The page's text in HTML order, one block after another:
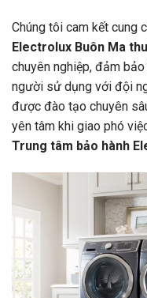
Chúng tôi cam kết cung
Electrolux Buôn Ma
chuyên nghiệp, đảm
người sử dụng với đội
được đào tạo chuyên
yên tâm khi giao phó
Trung tâm bảo hành